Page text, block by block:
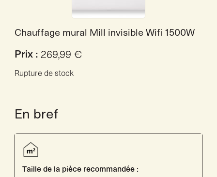
Chauffage mural Mill invisible Wifi 1500W
Prix : 269,99 €
Rupture de stock
En bref
Taille de la pièce recommandée :